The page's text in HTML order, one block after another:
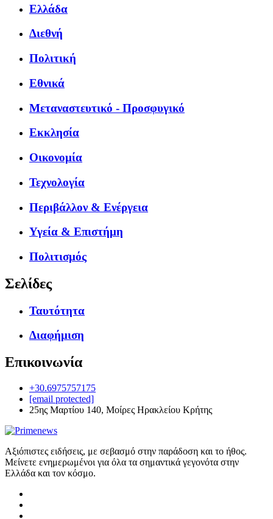
Ελλάδα
Διεθνή
Πολιτική
Εθνικά
Μεταναστευτικό - Προσφυγικό
Εκκλησία
Οικονομία
Τεχνολογία
Περιβάλλον & Ενέργεια
Υγεία & Επιστήμη
Πολιτισμός
Σελίδες
Ταυτότητα
Διαφήμιση
Επικοινωνία
+30.6975757175
[email protected]
25ης Μαρτίου 140, Μοίρες Ηρακλείου Κρήτης
Αξιόπιστες ειδήσεις, με σεβασμό στην παράδοση και το ήθος.
Μείνετε ενημερωμένοι για όλα τα σημαντικά γεγονότα στην
Ελλάδα και τον κόσμο.